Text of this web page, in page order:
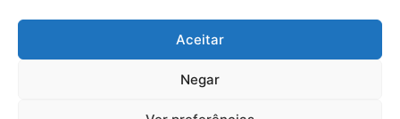
Aceitar
Negar
(21) 2220-6022
Janeiro - RJ - CEP: 20011-020